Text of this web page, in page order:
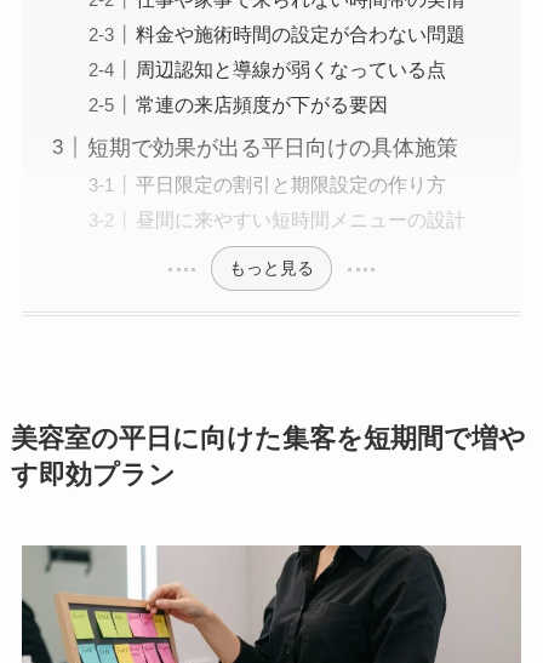
料金や施術時間の設定が合わない問題
周辺認知と導線が弱くなっている点
常連の来店頻度が下がる要因
短期で効果が出る平日向けの具体施策
平日限定の割引と期限設定の作り方
昼間に来やすい短時間メニューの設計
もっと見る
美容室の平日に向けた集客を短期間で増や
す即効プラン